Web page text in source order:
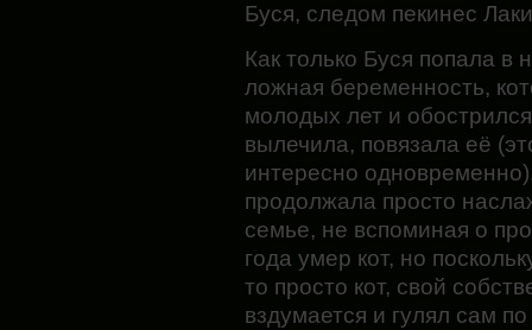
Буся, следом пекинес
Как только Буся попала
ложная беременность,
молодых лет и
вылечила, повязала её
интересно
продолжала просто
семье, не вспоминая о
года умер кот, но
то просто кот, свой
вздумается и гулял сам